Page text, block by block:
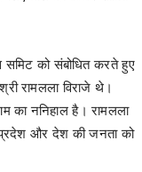
समिट को संबोधित करते हुए
रामलला विराजे थे।
का ननिहाल है। रामलला
प्रदेश और देश की जनता को